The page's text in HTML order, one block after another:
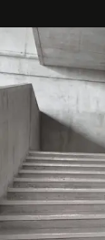
y la filosofía